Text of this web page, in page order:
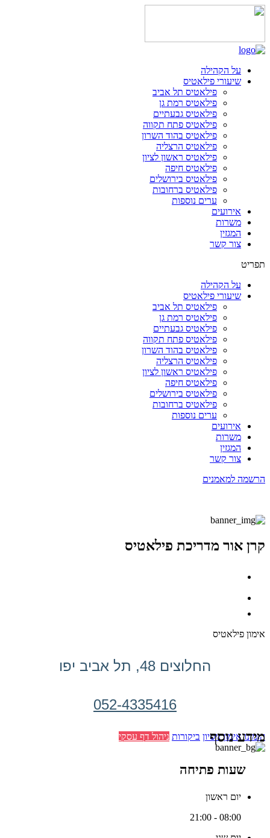
על הקהילה
שיעורי פילאטיס
פילאטיס תל אביב
פילאטיס רמת גן
פילאטיס גבעתיים
פילאטיס פתח תקווה
פילאטיס בהוד השרון
פילאטיס הרצליה
פילאטיס ראשון לציון
פילאטיס חיפה
פילאטיס בירושלים
פילאטיס ברחובות
ערים נוספות
אירועים
משרות
המגזין
צור קשר
תפריט
על הקהילה
שיעורי פילאטיס
פילאטיס תל אביב
פילאטיס רמת גן
פילאטיס גבעתיים
פילאטיס פתח תקווה
פילאטיס בהוד השרון
פילאטיס הרצליה
פילאטיס ראשון לציון
פילאטיס חיפה
פילאטיס בירושלים
פילאטיס ברחובות
ערים נוספות
אירועים
משרות
המגזין
צור קשר
הרשמה למאמנים
קרן אור מדריכת פילאטיס
אימון פילאטיס
החלוצים 48, תל אביב יפו
052-4335416
הזמינו אימון ניסיון ביקורות ניהול דף עסקי מידע נוסף
שעות פתיחה
יום ראשון
08:00 - 21:00